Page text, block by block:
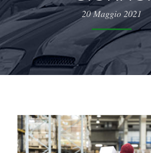
20 Maggio 2021